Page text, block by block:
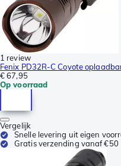
1 review
Fenix PD32R-C Coyote
€ 67,95
Op voorraad
Vergelijk
Snelle levering uit eigen
Gratis verzending vanaf €50